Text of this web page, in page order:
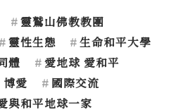
靈鷲山佛教教團
靈性生態
生命和平大學
體
愛地球 愛和平
愛
國際交流
與和平地球一家